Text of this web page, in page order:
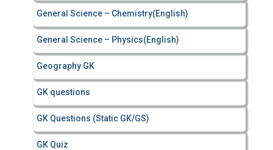
General Science – Chemistry(English)
General Science – Physics(English)
Geography GK
GK questions
GK Questions (Static GK/GS)
GK Quiz